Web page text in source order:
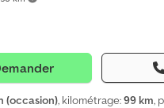
(occasion), kilométrage:99 km,